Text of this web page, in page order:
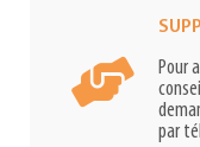
Pour
par